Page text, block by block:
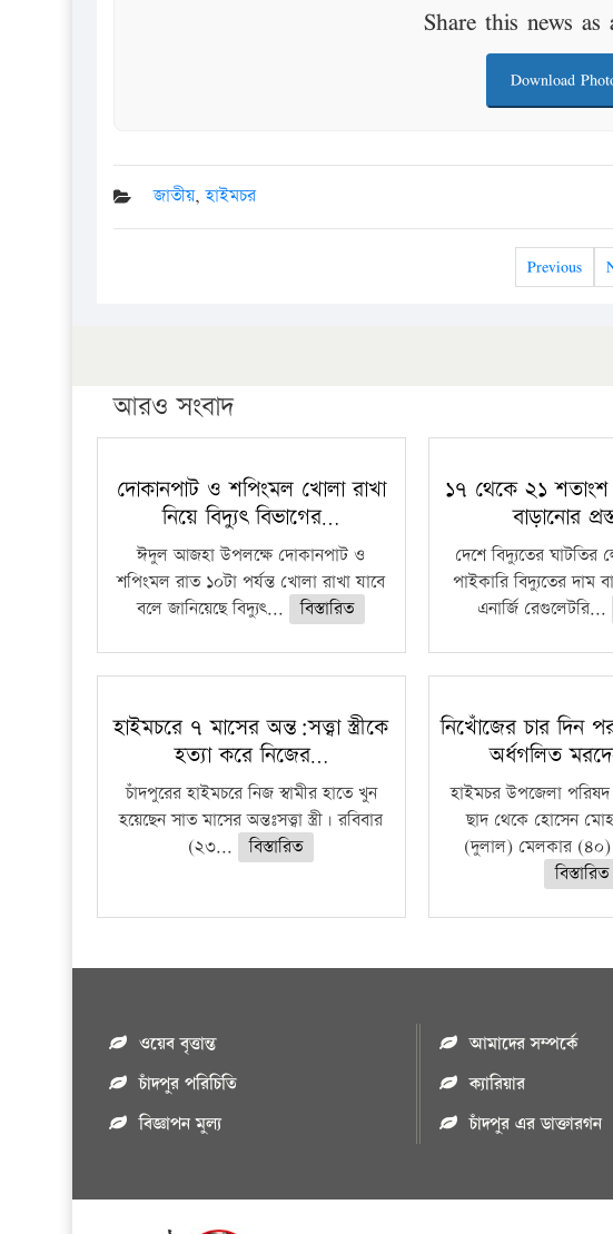
Share this news
Download
জাতীয়,হাইমচর
Previous
আরও সংবাদ
দোকানপাট ও শপিংমল খোলা রাখা
নিয়ে বিদ্যুৎ বিভাগের…
ঈদুল আজহা উপলক্ষে দোকানপাট ও
শপিংমল রাত ১০টা পর্যন্ত খোলা রাখা যাবে
বলে জানিয়েছে বিদ্যুৎ...
বিস্তারিত
১৭ থেকে ২১ শতাংশ
বাড়ানোর
দেশে বিদ্যুতের
পাইকারি বিদ্যুতের দাম
এনার্জি রেগুলেটরি...
হাইমচরে ৭ মাসের অন্ত:সত্ত্বা স্ত্রীকে
হত্যা করে নিজের…
চাঁদপুরের হাইমচরে নিজ স্বামীর হাতে খুন
হয়েছেন সাত মাসের অন্তঃসত্ত্বা স্ত্রী। রবিবার
(২৩...
বিস্তারিত
নিখোঁজের চার দিন
অর্ধগলিত
হাইমচর উপজেলা
ছাদ থেকে হোসেন
(দুলাল) মেলকার
বিস্তারিত
ওয়েব বৃত্তান্ত
চাঁদপুর পরিচিতি
বিজ্ঞাপন মুল্য
আমাদের সম্পর্কে
ক্যারিয়ার
চাঁদপুর এর ডাক্তারগন